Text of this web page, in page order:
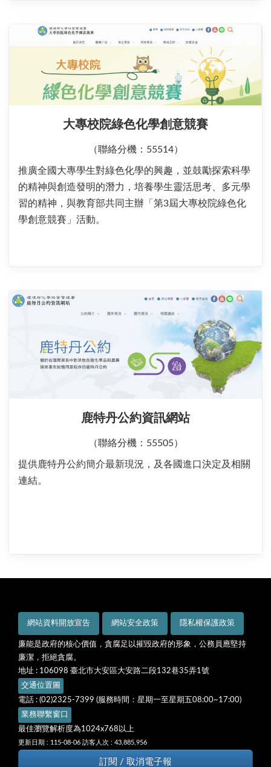
大專校院綠色化學創意競賽
（聯絡分機：55514）
推廣全國大專學生對綠色化學的興趣，並鼓勵探索科學
的精神與創造發明的潛力，培養學生靈活思考、多元學
習的精神，與教育部共同主辦「第3屆大專校院綠色化
學創意競賽」活動。
鹿特丹公約資訊網站
（聯絡分機：55505）
提供鹿特丹公約簡介最新現況，及各國進口決定及相關
連結。
網站資料開放宣告 網站安全政策 隱私權保護政策
廉能是政府的核心價值，貪腐足以摧毀政府的形象，公務員應堅持
廉潔，拒絕貪腐。
地址 : 106098 臺北市大安區大安路二段132巷35弄1號
交通位置圖
電話 : (02)2325-7399 (服務時間：星期一至星期五08:00~17:00)
業務聯繫窗口
最佳瀏覽解析度為1024x768以上
更新日期 : 115-08-06 訪客人次 : 43,885,956
訂閱 / 取消電子報